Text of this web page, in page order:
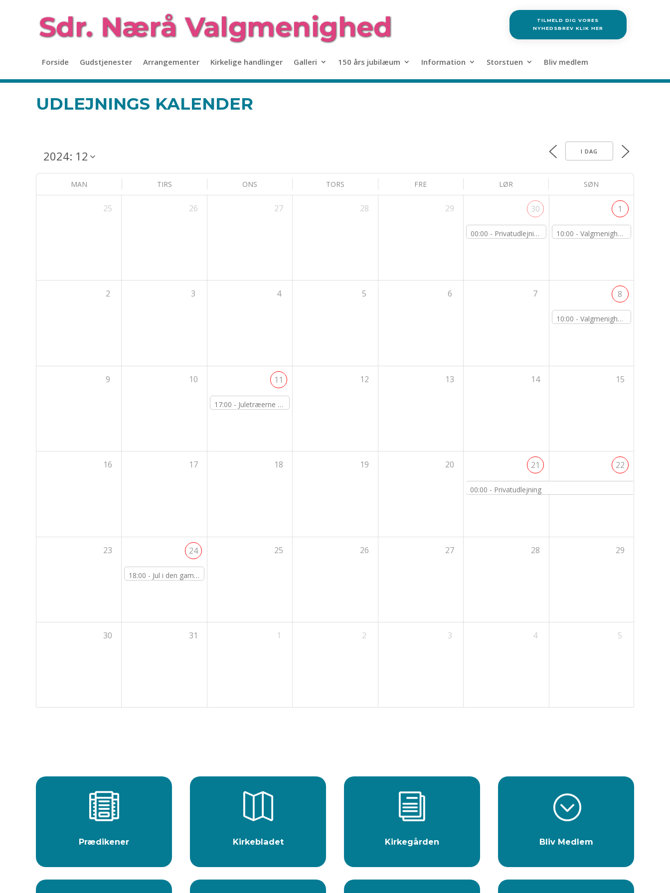
TILMELD DIG VORES
NYHEDSBREV KLIK HER
Forside Gudstjenester Arrangementer Kirkelige handlinger Galleri 150 års jubilæum Information Storstuen Bliv medlem
UDLEJNINGS KALENDER
I DAG
MAN TIRS ONS TORS FRE LØR SØN
25 26 27 28 29 30
00:00 - Privatudlejning
1
10:00 - Valgmenigheden
2 3 4 5 6 7 8
10:00 - Valgmenigheden
9 10 11
17:00 - Juletræerne skal pyntes
12 13 14 15
16 17 18 19 20 21
00:00 - Privatudlejning
22
23 24
18:00 - Jul i den gamle præstegård
25 26 27 28 29
30 31 1 2 3 4 5

Prædikener

Kirkebladet
i
Kirkegården
;
Bliv Medlem